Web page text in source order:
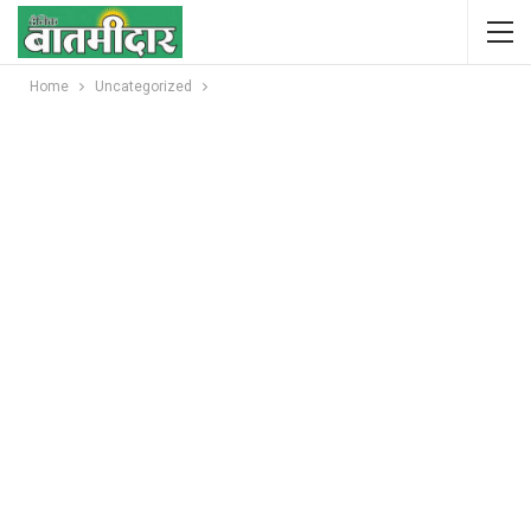
Home Uncategorized